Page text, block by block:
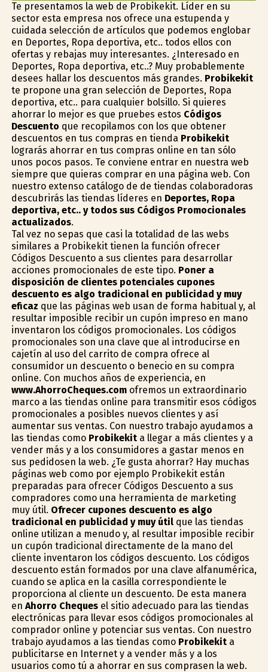
Te presentamos la web de Probikekit. Líder en su
sector esta empresa nos ofrece una estupenda y
cuidada selección de artículos que podemos englobar
en Deportes, Ropa deportiva, etc.. todos ellos con
ofertas y rebajas muy interesantes. ¿Interesado en
Deportes, Ropa deportiva, etc..? Muy probablemente
desees hallar los descuentos más grandes. Probikekit
te propone una gran selección de Deportes, Ropa
deportiva, etc.. para cualquier bolsillo. Si quieres
ahorrar lo mejor es que pruebes estos Códigos
Descuento que recopilamos con los que obtener
descuentos en tus compras en tienda Probikekit
lograrás ahorrar en tus compras online en tan sólo
unos pocos pasos. Te conviene entrar en nuestra web
siempre que quieras comprar en una página web. Con
nuestro extenso catálogo de de tiendas colaboradoras
descubrirás las tiendas líderes en Deportes, Ropa
deportiva, etc.. y todos sus Códigos Promocionales
actualizados.
Tal vez no sepas que casi la totalidad de las webs
similares a Probikekit tienen la función ofrecer
Códigos Descuento a sus clientes para desarrollar
acciones promocionales de este tipo. Poner a
disposición de clientes potenciales cupones
descuento es algo tradicional en publicidad y muy
eficaz que las páginas web usan de forma habitual y, al
resultar imposible recibir un cupón impreso en mano
inventaron los códigos promocionales. Los códigos
promocionales son una clave que al introducirse en
cajetín al uso del carrito de compra ofrece al
consumidor un descuento o beneficio en su compra
online. Con muchos años de experiencia, en
www.AhorroCheques.comofremos un extraordinario
marco a las tiendas online para transmitir esos códigos
promocionales a posibles nuevos clientes y así
aumentar sus ventas. Con nuestro trabajo ayudamos a
las tiendas como Probikekita llegar a más clientes y a
vender más y a los consumidores a gastar menos en
sus pedidosen la web. ¿Te gusta ahorrar? Hay muchas
páginas web como por ejemplo Probikekit están
preparadas para ofrecer Códigos Descuento a sus
compradores como una herramienta de marketing
muy útil. Ofrecer cupones descuento es algo
tradicional en publicidad y muy útilque las tiendas
online utilizan a menudo y, al resultar imposible recibir
un cupón tradicional directamente de la mano del
cliente inventaron los códigos descuento. Los códigos
descuento están formados por una clave alfanumérica,
cuando se aplica en la casilla correspondiente le
proporciona al cliente un descuento. De esta manera
en Ahorro Chequesel sitio adecuado para las tiendas
electrónicas para llevar esos códigos promocionales al
comprador online y potenciar sus ventas. Con nuestro
trabajo ayudamos a las tiendas como Probikekita
publicitarse en Internet y a vender más y a los
usuarios como tú a ahorrar en sus comprasen la web.